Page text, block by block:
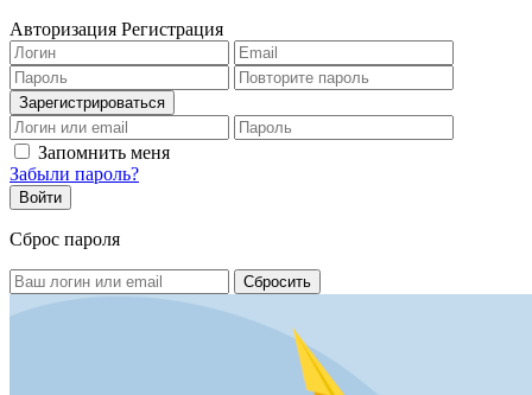
Авторизация Регистрация
Запомнить меня
Забыли пароль?
Сброс пароля